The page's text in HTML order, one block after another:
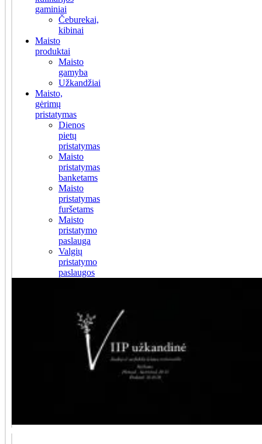
gaminiai
Čeburekai,
kibinai
Maisto
produktai
Maisto
gamyba
Užkandžiai
Maisto,
gėrimų
pristatymas
Dienos
pietų
pristatymas
Maisto
pristatymas
banketams
Maisto
pristatymas
furšetams
Maisto
pristatymo
paslauga
Valgių
pristatymo
paslaugos